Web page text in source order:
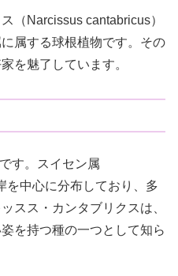
（Narcissus cantabricus）
属する球根植物です。その
を魅了しています。
す。スイセン属
を中心に分布しており、多
スス・カンタブリクスは、
を持つ種の一つとして知ら